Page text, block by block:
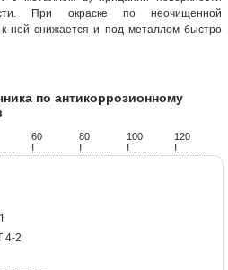
При окраске по неочищенной
к ней снижается и под металлом быстро
по антикоррозионному
.........
60
!...................
80
!...................
100
!...................
120
!...................
4-2